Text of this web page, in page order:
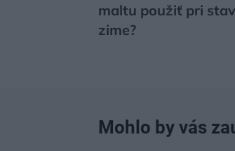
maltu použiť pri
zime?
Mohlo by vás